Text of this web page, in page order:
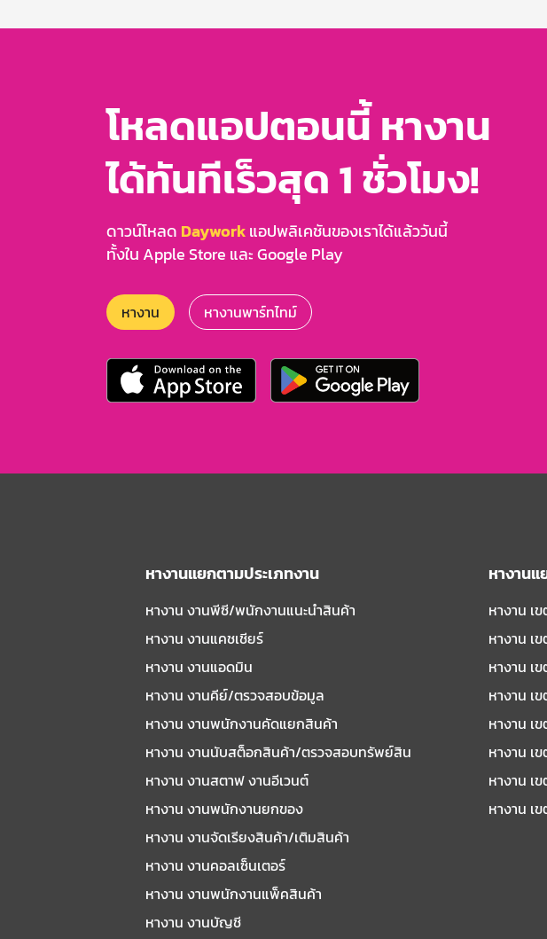
โหลดแอปตอนนี้ หางาน
ได้ทันทีเร็วสุด 1 ชั่วโมง!
ดาวน์โหลด Dayworkแอปพลิเคชันของเราได้แล้ววันนี้
ทั้งใน Apple Store และ Google Play
หางาน หางานพาร์ทไทม์
หางานแยกตามประเภทงาน
หางาน งานพีซี/พนักงานแนะนําสินค้า
หางาน งานแคชเชียร์
หางาน งานแอดมิน
หางาน งานคีย์/ตรวจสอบข้อมูล
หางาน งานพนักงานคัดแยกสินค้า
หางาน งานนับสต็อกสินค้า/ตรวจสอบทรัพย์สิน
หางาน งานสตาฟ งานอีเวนต์
หางาน งานพนักงานยกของ
หางาน งานจัดเรียงสินค้า/เติมสินค้า
หางาน งานคอลเซ็นเตอร์
หางาน งานพนักงานแพ็คสินค้า
หางาน งานบัญชี
หางาน
หางาน เ
หางาน เ
หางาน เ
หางาน เ
หางาน เ
หางาน เ
หางาน เ
หางาน เ